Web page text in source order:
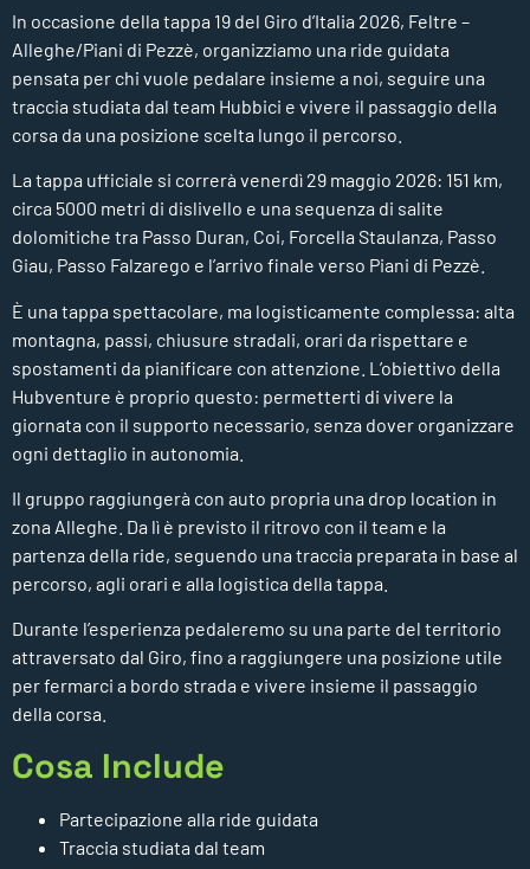
In occasione della tappa 19 del Giro d’Italia 2026, Feltre –
Alleghe/Piani di Pezzè, organizziamo una ride guidata
pensata per chi vuole pedalare insieme a noi, seguire una
traccia studiata dal team Hubbici e vivere il passaggio della
corsa da una posizione scelta lungo il percorso.
La tappa ufficiale si correrà venerdì 29 maggio 2026: 151 km,
circa 5000 metri di dislivello e una sequenza di salite
dolomitiche tra Passo Duran, Coi, Forcella Staulanza, Passo
Giau, Passo Falzarego e l’arrivo finale verso Piani di Pezzè.
È una tappa spettacolare, ma logisticamente complessa: alta
montagna, passi, chiusure stradali, orari da rispettare e
spostamenti da pianificare con attenzione. L’obiettivo della
Hubventure è proprio questo: permetterti di vivere la
giornata con il supporto necessario, senza dover organizzare
ogni dettaglio in autonomia.
Il gruppo raggiungerà con auto propria una drop location in
zona Alleghe. Da lì è previsto il ritrovo con il team e la
partenza della ride, seguendo una traccia preparata in base al
percorso, agli orari e alla logistica della tappa.
Durante l’esperienza pedaleremo su una parte del territorio
attraversato dal Giro, fino a raggiungere una posizione utile
per fermarci a bordo strada e vivere insieme il passaggio
della corsa.
Cosa Include
Partecipazione alla ride guidata
Traccia studiata dal team